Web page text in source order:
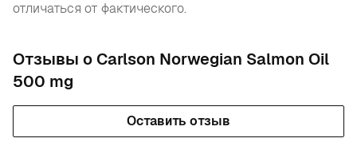
отличаться от фактического.
Отзывы о Carlson Norwegian Salmon Oil
500 mg
Оставить отзыв